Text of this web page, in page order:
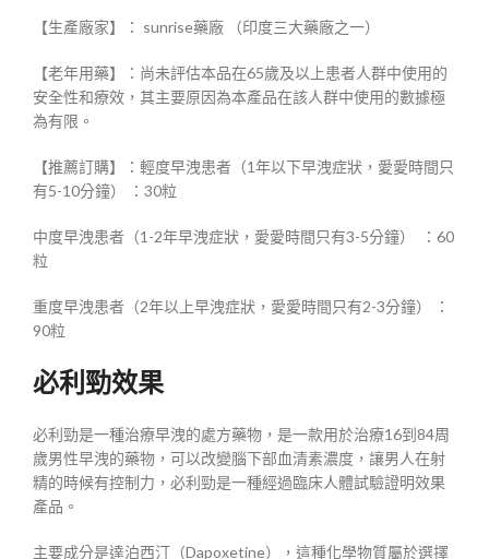
【生產廠家】： sunrise藥廠 （印度三大藥廠之一）
【老年用藥】：尚未評估本品在65歲及以上患者人群中使用的
安全性和療效，其主要原因為本產品在該人群中使用的數據極
為有限。
【推薦訂購】：輕度早洩患者（1年以下早洩症狀，愛愛時間只
有5-10分鐘） ：30粒
中度早洩患者（1-2年早洩症狀，愛愛時間只有3-5分鐘） ：60
粒
重度早洩患者（2年以上早洩症狀，愛愛時間只有2-3分鐘） ：
90粒
必利勁效果
必利勁是一種治療早洩的處方藥物，是一款用於治療16到84周
歲男性早洩的藥物，可以改變腦下部血清素濃度，讓男人在射
精的時候有控制力，必利勁是一種經過臨床人體試驗證明效果
產品。
主要成分是達泊西汀（Dapoxetine），這種化學物質屬於選擇